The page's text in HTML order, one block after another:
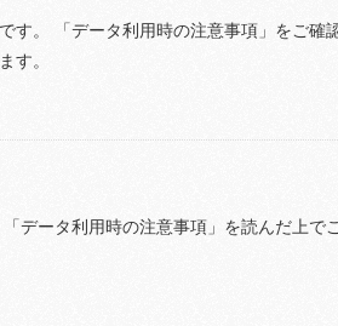
す。 「データ利用時の注意事項」をご確
。
データ利用時の注意事項」を読んだ上で